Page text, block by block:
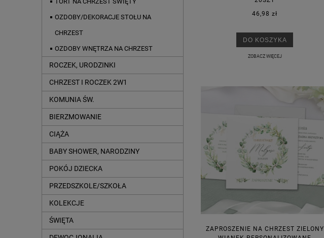
OZDOBY/DEKORACJE STOŁU NA
CHRZEST
OZDOBY WNĘTRZA NA CHRZEST
ROCZEK, URODZINKI
CHRZEST I ROCZEK 2W1
KOMUNIA ŚW.
BIERZMOWANIE
CIĄŻA
BABY SHOWER, NARODZINY
POKÓJ DZIECKA
PRZEDSZKOLE/SZKOŁA
KOLEKCJE
ŚWIĘTA
46,98 zł
DO KOSZYKA
ZOBACZ WIĘCEJ
ZAPROSZENIE NA CHRZEST ZIELONY